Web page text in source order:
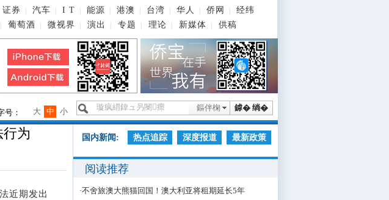
证券 汽车 I T 能源 港澳 台湾 华人 侨网
经纬
葡萄酒 微视界 演出 专题 理论 新媒体 供稿
鎼� 绱�
鏂伴椈
号： 小
中
大
为
近期发出
国内新闻: 热点追踪 深度报道 最新政策
阅读推荐
·不舍旅澳大熊猫回国！澳大利亚将租期延长5年